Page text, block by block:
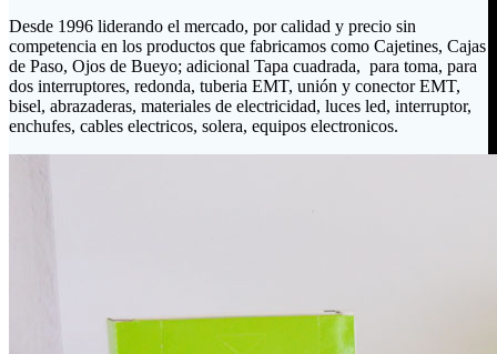
Desde 1996 liderando el mercado, por calidad y precio sin
competencia en los productos que fabricamos como Cajetines, Cajas
de Paso, Ojos de Bueyo; adicional Tapa cuadrada, para toma, para
dos interruptores, redonda, tuberia EMT, unión y conector EMT,
bisel, abrazaderas, materiales de electricidad, luces led, interruptor,
enchufes, cables electricos, solera, equipos electronicos.